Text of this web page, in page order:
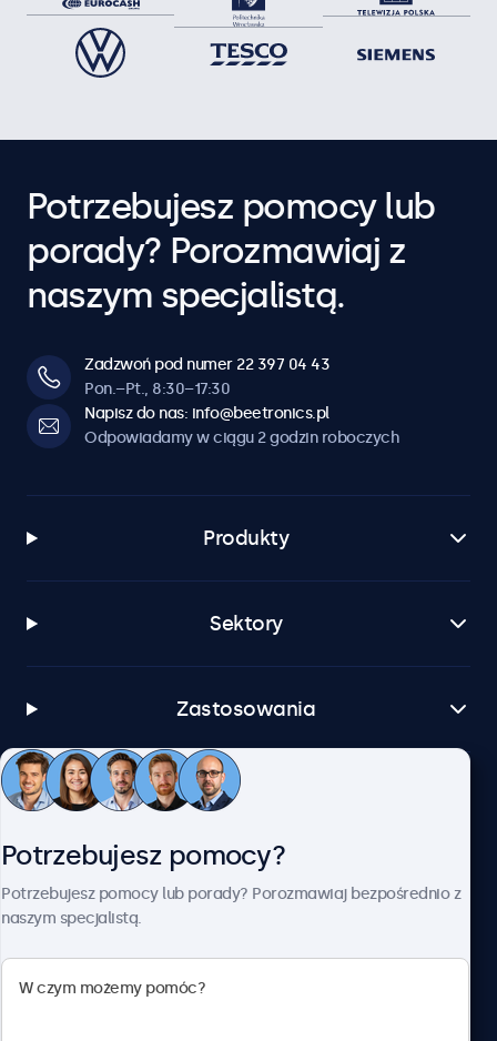
Potrzebujesz pomocy lub
porady? Porozmawiaj z
naszym specjalistą.
Zadzwoń pod numer 22 397 04 43
Pon.–Pt., 8:30–17:30
Napisz do nas: info@beetronics.pl
Odpowiadamy w ciągu 2 godzin roboczych
Produkty
Sektory
Zastosowania
Obsługa klienta
Potrzebujesz pomocy?
Potrzebujesz pomocy lub porady? Porozmawiaj bezpośrednio z
naszym specjalistą.